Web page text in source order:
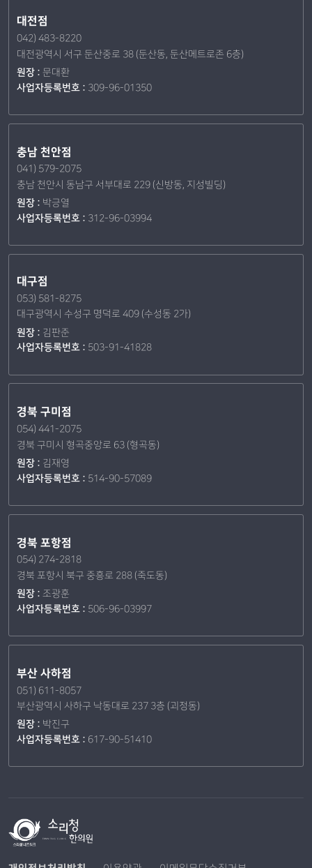
대전점
042) 483-8220
대전광역시 서구 둔산중로 38 (둔산동, 둔산메트로존 6층)
원장 : 문대환
사업자등록번호 : 309-96-01350
충남 천안점
041) 579-2075
충남 천안시 동남구 서부대로 229 (신방동, 지성빌딩)
원장 : 박긍열
사업자등록번호 : 312-96-03994
대구점
053) 581-8275
대구광역시 수성구 명덕로 409 (수성동 2가)
원장 : 김판준
사업자등록번호 : 503-91-41828
경북 구미점
054) 441-2075
경북 구미시 형곡중앙로 63 (형곡동)
원장 : 김재영
사업자등록번호 : 514-90-57089
경북 포항점
054) 274-2818
경북 포항시 북구 중흥로 288 (죽도동)
원장 :조광훈
사업자등록번호 : 506-96-03997
부산 사하점
051) 611-8057
부산광역시 사하구 낙동대로 237 3층 (괴정동)
원장 : 박진구
사업자등록번호 : 617-90-51410